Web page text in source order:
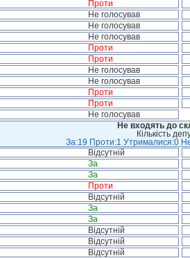
Проти
Не голосував
Не голосував
Не голосував
Проти
Проти
Не голосував
Не голосував
Проти
Проти
Не голосував
Не входять до
Кількість
За:19 Проти:1 Утрималися:0 Не
Відсутній
За
За
Проти
Відсутній
За
За
Відсутній
Відсутній
Відсутній